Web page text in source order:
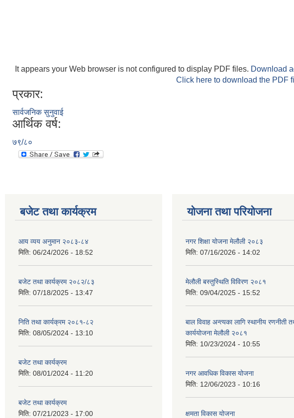
It appears your Web browser is not configured to display PDF files. Download
Click here to download the PDF
प्रकार:
सार्वजनिक सुनुवाई
आर्थिक वर्ष:
७९/८०
बजेट तथा कार्यक्रम
आय व्यय अनुमान २०८३-८४
मिति: 06/24/2026 - 18:52
बजेट तथा कार्यक्रम २०८२/८३
मिति: 07/18/2025 - 13:47
निति तथा कार्यक्रम २०८१-८२
मिति: 08/05/2024 - 13:10
बजेट तथा कार्यक्रम
मिति: 08/01/2024 - 11:20
बजेट तथा कार्यक्रम
मिति: 07/21/2023 - 17:00
योजना तथा परियोजना
नगर शिक्षा योजना मेलौली २०८३
मिति: 07/16/2026 - 14:02
मेलौली बस्तुस्थिति विविरण २०८१
मिति: 09/04/2025 - 15:52
बाल विवाह अन्त्यका लागि स्थानीय रणनीती
कार्ययोजना मेलौली २०८१
मिति: 10/23/2024 - 10:55
नगर आवधिक विकास योजना
मिति: 12/06/2023 - 10:16
क्षमता विकास योजना